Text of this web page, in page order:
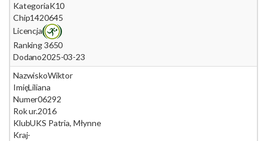
KategoriaK10
Chip1420645
Licencja
Ranking 3650
Dodano2025-03-23
NazwiskoWiktor
ImięLiliana
Numer06292
Rok ur.2016
KlubUKS Patria, Młynne
Kraj-